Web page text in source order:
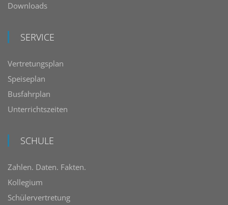
Downloads
SERVICE
Vertretungsplan
Speiseplan
Busfahrplan
Unterrichtszeiten
SCHULE
Zahlen. Daten. Fakten.
Kollegium
Schülervertretung